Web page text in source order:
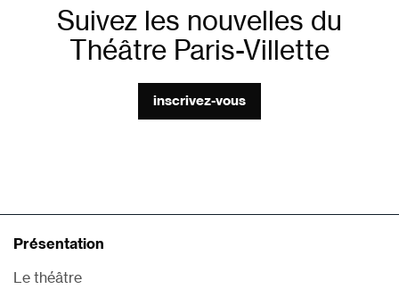
Suivez les nouvelles du
Théâtre Paris-Villette
inscrivez-vous
Présentation
Le théâtre